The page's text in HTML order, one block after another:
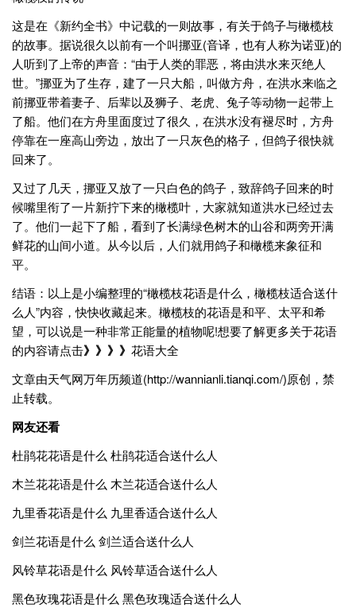
这是在《新约全书》中记载的一则故事，有关于鸽子与橄榄枝
的故事。据说很久以前有一个叫挪亚(音译，也有人称为诺亚)的
人听到了上帝的声音：“由于人类的罪恶，将由洪水来灭绝人
世。”挪亚为了生存，建了一只大船，叫做方舟，在洪水来临之
前挪亚带着妻子、后辈以及狮子、老虎、兔子等动物一起带上
了船。他们在方舟里面度过了很久，在洪水没有褪尽时，方舟
停靠在一座高山旁边，放出了一只灰色的格子，但鸽子很快就
回来了。
又过了几天，挪亚又放了一只白色的鸽子，致辞鸽子回来的时
候嘴里衔了一片新拧下来的橄榄叶，大家就知道洪水已经过去
了。他们一起下了船，看到了长满绿色树木的山谷和两旁开满
鲜花的山间小道。从今以后，人们就用鸽子和橄榄来象征和
平。
结语：以上是小编整理的“橄榄枝花语是什么，橄榄枝适合送什
么人”内容，快快收藏起来。橄榄枝的花语是和平、太平和希
望，可以说是一种非常正能量的植物呢!想要了解更多关于花语
的内容请点击》》》》 花语大全
文章由天气网万年历频道(http://wannianli.tianqi.com/)原创，禁
止转载。
网友还看
杜鹃花花语是什么 杜鹃花适合送什么人
木兰花花语是什么 木兰花适合送什么人
九里香花语是什么 九里香适合送什么人
剑兰花语是什么 剑兰适合送什么人
风铃草花语是什么 风铃草适合送什么人
黑色玫瑰花语是什么 黑色玫瑰适合送什么人